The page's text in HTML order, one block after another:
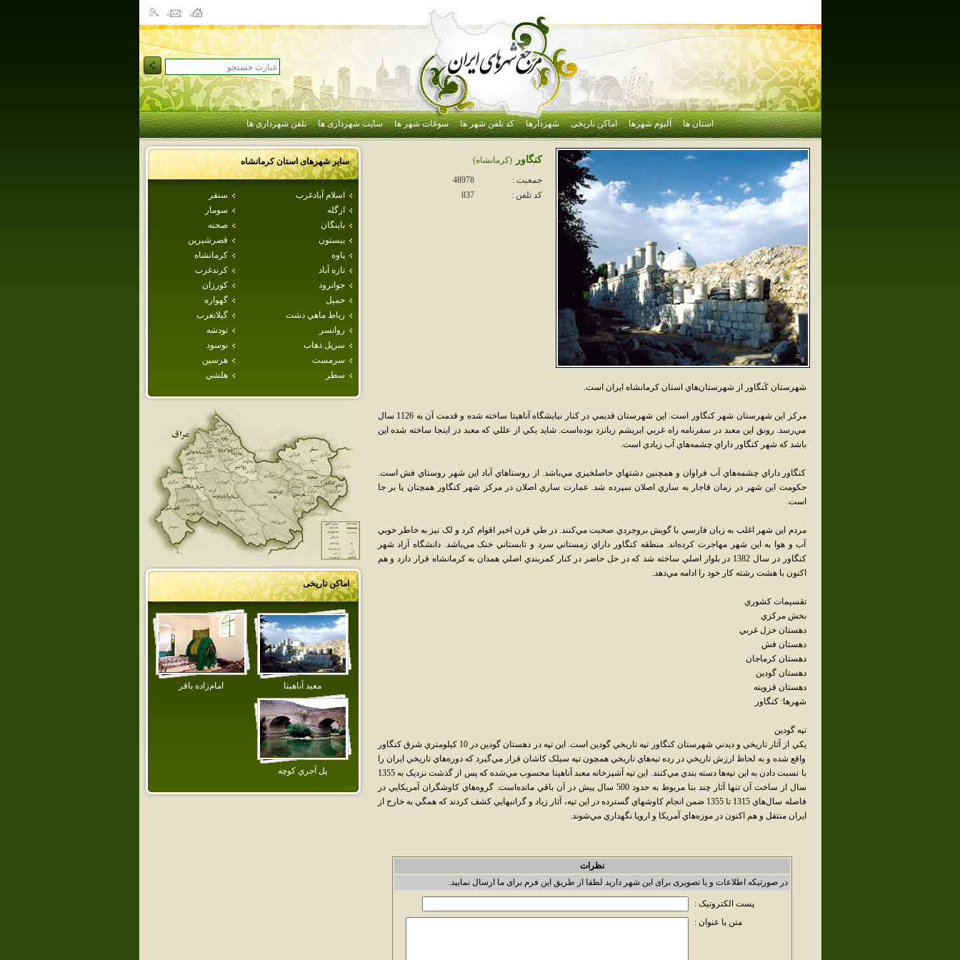
استان ها آلبوم شهرها اماکن تاریخی شهردارها کد تلفن شهر ها سوغات شهر ها سایت شهرداری ها تلفن شهرداری ها
سایر شهرهای استانكرمانشاه
اسلام آبادغرب
سنقر
ازگله
سومار
باينگان
صحنه
بيستون
قصرشيرين
پاوه
كرمانشاه
تازه آباد
كرندغرب
جوانرود
كورزان
حميل
گهواره
رباط ماهي دشت
گيلانغرب
روانسر
نودشه
سرپل ذهاب
نوسود
سرمست
هرسين
سطر
هلشي
اماکن تاریخی
معبد آناهيتا امام‌زاده‌ باقر
پل‌ آجري‌ كوچه‌
كنگاور
(كرمانشاه)
جمعیت :
48978
کد تلفن :
837
شهرستان کَنگاور از شهرستان‌هاي استان کرمانشاه ايران است.
مرکز اين شهرستان شهر کنگاور است. اين شهرستان قديمي در کنار نيايشگاه آناهيتا ساخته شده و قدمت آن به 1126 سال
مي‌رسد. رونق اين معبد در سفرنامه راه غربي ابريشم زبانزد بوده‌است. شايد يکي از عللي که معبد در اينجا ساخته شده اين
باشد که شهر کنگاور داراي چشمه‌هاي آب زيادي است.
کنگاور داراي چشمه‌هاي آب فراوان و همچنين دشتهاي حاصلخيزي مي‌باشد. از روستاهاي آباد اين شهر روستاي فش است.
حکومت اين شهر در زمان قاجار به ساري اصلان سپرده شد. عمارت ساري اصلان در مرکز شهر کنگاور همچنان پا بر جا
است.
مردم اين شهر اغلب به زبان فارسي با گويش بروجردي صحبت مي‌کنند. در طي قرن اخير اقوام کرد و لک نيز به خاطر خوبي
آب و هوا به اين شهر مهاجرت کرده‌اند. منطقه کنگاور داراي زمستاني سرد و تابستاني خنک مي‌باشد. دانشگاه آزاد شهر
کنگاور در سال 1382 در بلوار اصلي ساخته شد که در حل حاضر در کنار کمربندي اصلي همدان به کرمانشاه قرار دارد و هم
اکنون با هشت رشته کار خود را ادامه مي‌دهد.
تقسيمات کشوري
بخش مرکزي
دهستان خزل غربي
دهستان فش
دهستان کرماجان
دهستان گودين
دهستان قزوينه
شهرها: کنگاور
تپه گودين
يکي از آثار تاريخي و ديدني شهرستان کنگاور تپه تاريخي گودين است. اين تپه در دهستان گودين در 10 کيلومتري شرق کنگاور
واقع شده و به لحاظ ارزش تاريخي در رده تپه‌هاي تاريخي همچون تپه سيلک کاشان قرار مي‌گيرد که دوره‌هاي تاريخي ايران را
با نسبت دادن به اين تپه‌ها دسته بندي مي‌کنند. اين تپه آشپزخانه معبد آناهيتا محسوب مي‌شده که پس از گذشت نزديک به 1355
سال از ساخت آن تنها آثار چند بنا مربوط به حدود 500 سال پيش در آن باقي مانده‌است. گروه‌هاي کاوشگران آمريکايي در
فاصله سال‌هاي 1315 تا 1355 ضمن انجام کاوشهاي گسترده در اين تپه، آثار زياد و گرانبهايي کشف کردند که همگي به خارج از
ايران منتقل و هم اکنون در موزه‌هاي آمريکا و اروپا نگهداري مي‌شوند.
نظرات
در صورتیکه اطلاعات و یا تصویری برای این شهر دارید لطفا از طریق این فرم برای ما ارسال نمایید.
پست الکترونیک :
متن یا عنوان :